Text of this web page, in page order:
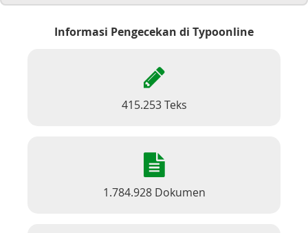
Informasi Pengecekan di Typoonline
415.253 Teks
1.784.928 Dokumen